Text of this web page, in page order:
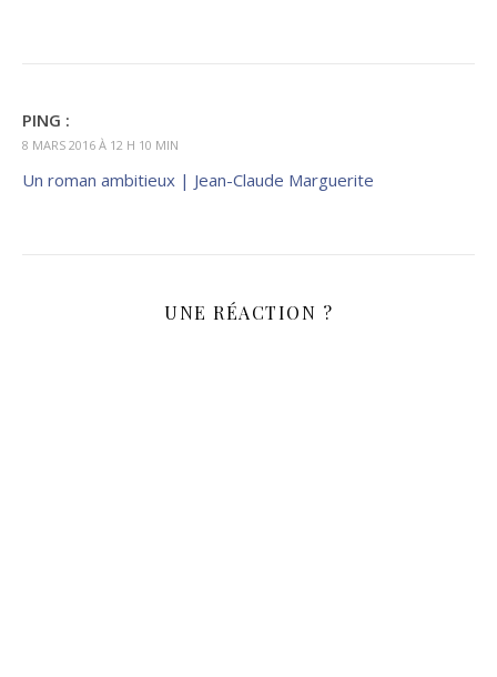
PING :
8 MARS 2016 À 12 H 10 MIN
Un roman ambitieux | Jean-Claude Marguerite
UNE RÉACTION ?